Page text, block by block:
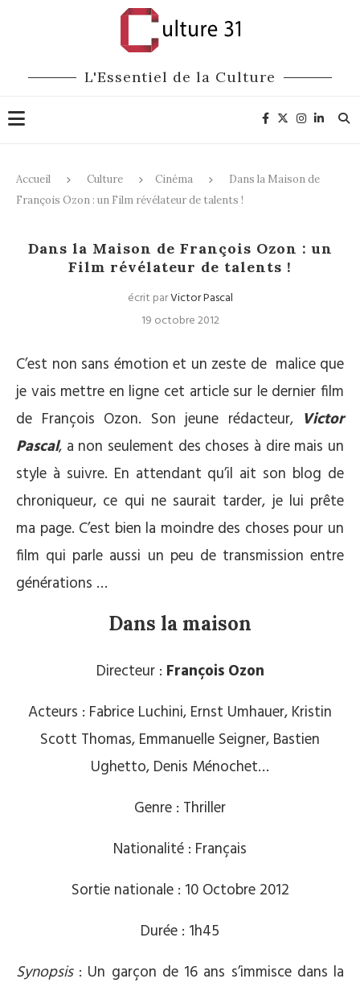
L'Essentiel de la Culture
Accueil Culture Cinéma
Dans la Maison de
François Ozon : un Film révélateur de talents !
Dans la Maison de François Ozon : un
Film révélateur de talents !
écrit parVictor Pascal
19 octobre 2012
C’est non sans émotion et un zeste de malice que
je vais mettre en ligne cet article sur le dernier film
de François Ozon. Son jeune rédacteur, Victor
Pascal, a non seulement des choses à dire mais un
style à suivre. En attendant qu’il ait son blog de
chroniqueur, ce qui ne saurait tarder, je lui prête
ma page. C’est bien la moindre des choses pour un
film qui parle aussi un peu de transmission entre
générations …
Dans la maison
Directeur : François Ozon
Acteurs : Fabrice Luchini, Ernst Umhauer, Kristin
Scott Thomas, Emmanuelle Seigner, Bastien
Ughetto, Denis Ménochet…
Genre : Thriller
Nationalité : Français
Sortie nationale : 10 Octobre 2012
Durée : 1h45
Synopsis: Un garçon de 16 ans s’immisce dans la